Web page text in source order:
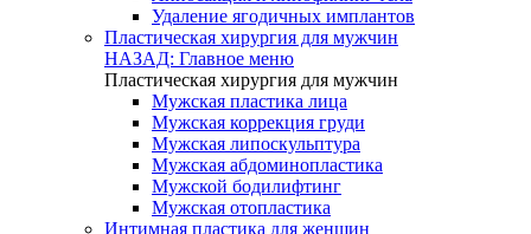
Удаление ягодичных имплантов
Пластическая хирургия для мужчин
НАЗАД: Главное меню
Пластическая хирургия для мужчин
Мужская пластика лица
Мужская коррекция груди
Мужская липоскульптура
Мужская абдоминопластика
Мужской бодилифтинг
Мужская отопластика
Интимная пластика для женщин